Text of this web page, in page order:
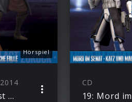
Hörspiel
2014
21: Das Zillo-Biest schlägt zurück/ Tödliche Falle
CD